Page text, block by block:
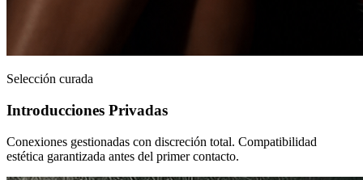
Selección curada
Introducciones Privadas
Conexiones gestionadas con discreción total. Compatibilidad
estética garantizada antes del primer contacto.